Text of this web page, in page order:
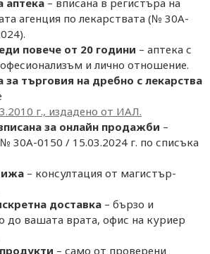
аптека – вписана в регистъра на
агенция по лекарствата (№ 30A-
повече от 20 години – аптека с
и лично отношение.
за търговия на дребно с лекарства
г., издадено от ИАЛ.
за онлайн продажби –
30A-0150 / 15.03.2024 г. по списъка
– консултация от магистър-
доставка – бързо и
до вашата врата, офис на куриер
– само от проверени